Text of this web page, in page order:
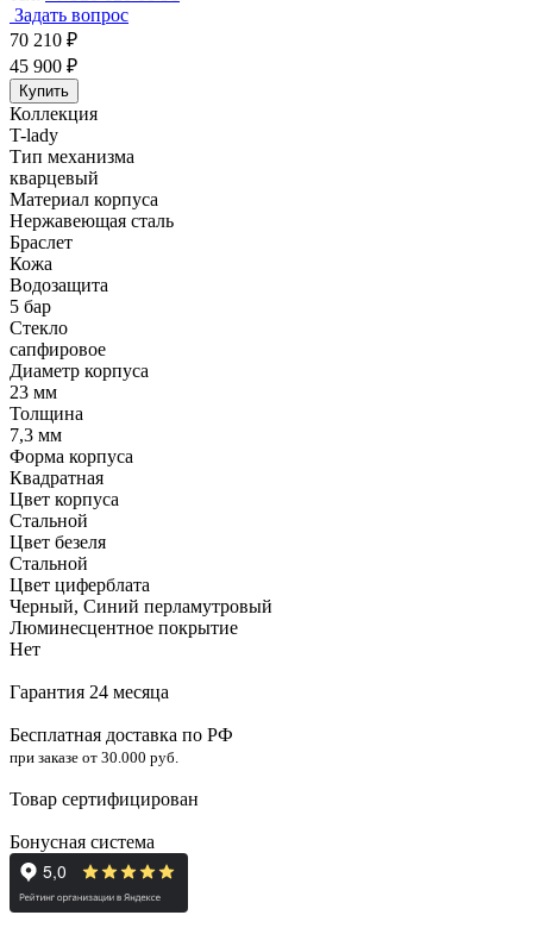
Задать вопрос
70 210 ₽
45 900 ₽
Купить
Коллекция
T-lady
Тип механизма
кварцевый
Материал корпуса
Нержавеющая сталь
Браслет
Кожа
Водозащита
5 бар
Стекло
сапфировое
Диаметр корпуса
23 мм
Толщина
7,3 мм
Форма корпуса
Квадратная
Цвет корпуса
Стальной
Цвет безеля
Стальной
Цвет циферблата
Черный, Синий перламутровый
Люминесцентное покрытие
Нет
Гарантия 24 месяца
Бесплатная доставка по РФ
при заказе от 30.000 руб.
Товар сертифицирован
Бонусная система